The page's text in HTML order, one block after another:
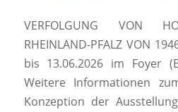
VERFOLGUNG VON
RHEINLAND-PFALZ VON
bis 13.06.2026 im Foyer
Weitere Informationen
Konzeption der